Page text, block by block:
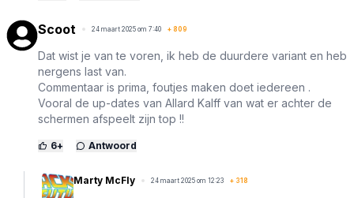
Scoot 24 maart 2025 om 7:40 + 809
Dat wist je van te voren, ik heb de duurdere variant en heb
nergens last van.
Commentaar is prima, foutjes maken doet iedereen .
Vooral de up-dates van Allard Kalff van wat er achter de
schermen afspeelt zijn top !!
6+ Antwoord
Marty McFly 24 maart 2025 om 12:23 + 318